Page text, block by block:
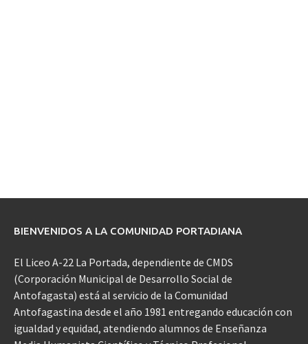
BIENVENIDOS A LA COMUNIDAD PORTADIANA
El Liceo A-22 La Portada, dependiente de CMDS
(Corporación Municipal de Desarrollo Social de
Antofagasta) está al servicio de la Comunidad
Antofagastina desde el año 1981 entregando educación con
igualdad y equidad, atendiendo alumnos de Enseñanza